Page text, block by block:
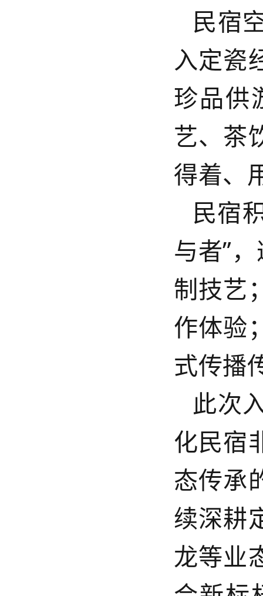
民宿
入定瓷
珍品供
艺、茶
得着、
民宿
与者”，
制技艺
作体验
式传播
此次
化民宿
态传承
续深耕
龙等业